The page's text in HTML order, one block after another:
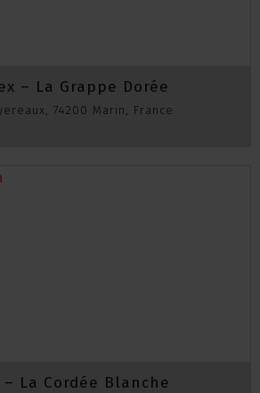
– La Grappe Dorée
74200 Marin, France
La Cordée Blanche